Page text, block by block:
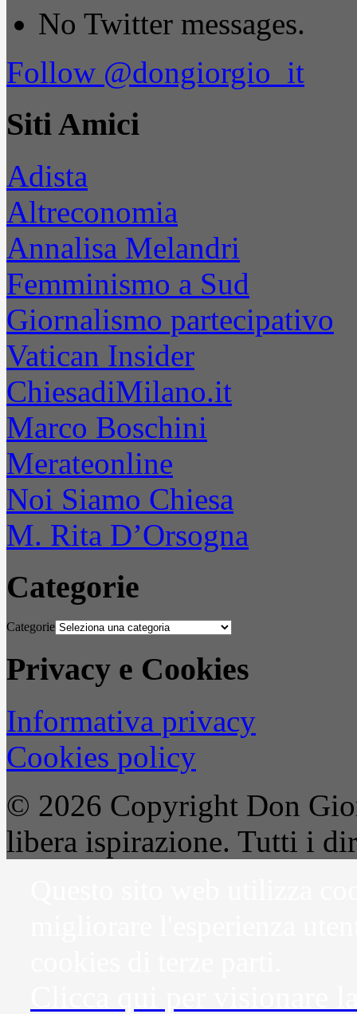
No Twitter messages.
Follow @dongiorgio_it
Siti Amici
Adista
Altreconomia
Annalisa Melandri
Femminismo a Sud
Giornalismo partecipativo
Vatican Insider
ChiesadiMilano.it
Marco Boschini
Merateonline
Noi Siamo Chiesa
M. Rita D’Orsogna
Categorie
Categorie
Privacy e Cookies
Informativa privacy
Cookies policy
© 2026 Copyright Don
libera ispirazione. Tutti i